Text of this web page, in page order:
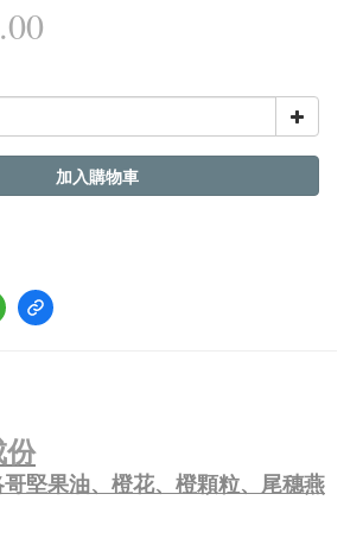
加入購物車
份
堅果油、橙花、橙顆粒、尾穗燕